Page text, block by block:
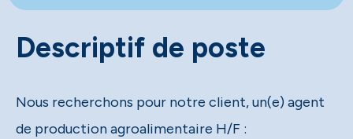
Descriptif de poste
Nous recherchons pour notre client, un(e) agent
de production agroalimentaire H/F :